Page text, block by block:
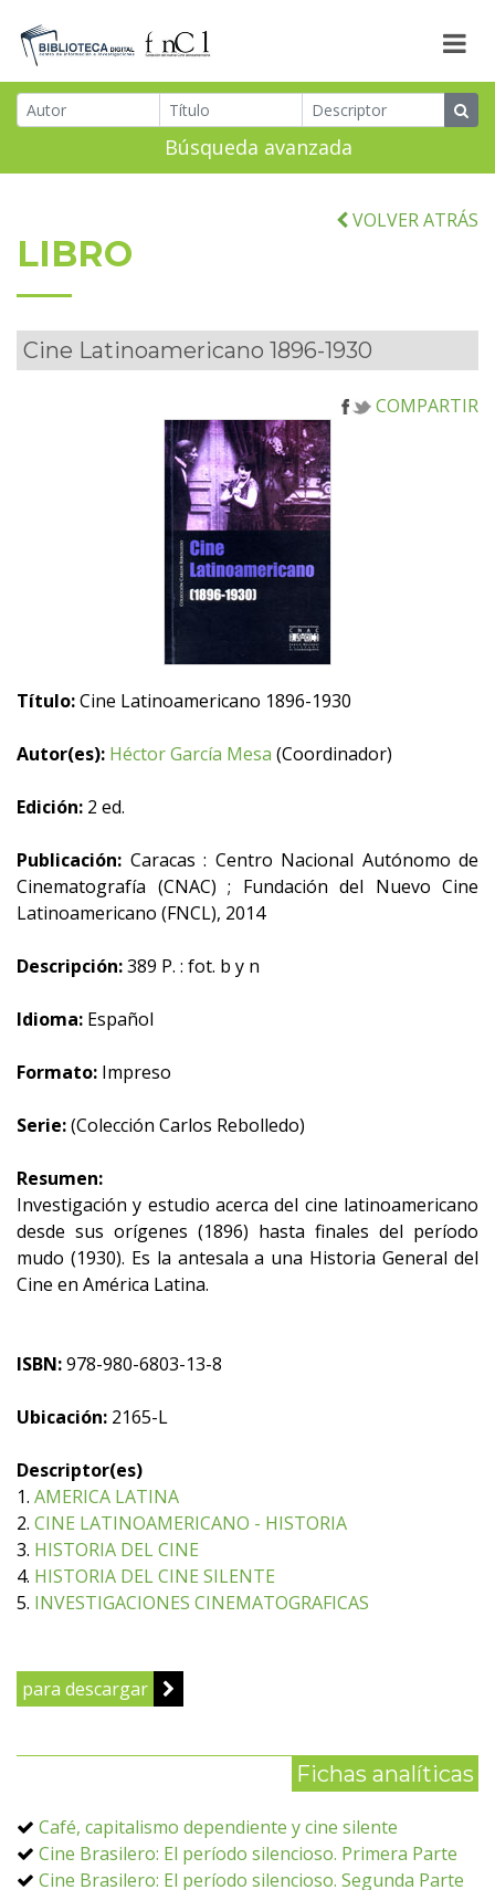
Búsqueda avanzada
VOLVER ATRÁS
LIBRO
Cine Latinoamericano 1896-1930
COMPARTIR
Título:Cine Latinoamericano 1896-1930
Autor(es): Héctor García Mesa (Coordinador)
Edición: 2 ed.
Publicación: Caracas : Centro Nacional Autónomo de
Cinematografía (CNAC) ; Fundación del Nuevo Cine
Latinoamericano (FNCL), 2014
Descripción:389 P. : fot. b y n
Idioma: Español
Formato: Impreso
Serie:(Colección Carlos Rebolledo)
Resumen:
Investigación y estudio acerca del cine latinoamericano
desde sus orígenes (1896) hasta finales del período
mudo (1930). Es la antesala a una Historia General del
Cine en América Latina.
ISBN:978-980-6803-13-8
Ubicación: 2165-L
Descriptor(es)
1. AMERICA LATINA
2. CINE LATINOAMERICANO - HISTORIA
3. HISTORIA DEL CINE
4. HISTORIA DEL CINE SILENTE
5. INVESTIGACIONES CINEMATOGRAFICAS
para descargar
Fichas analíticas
Café, capitalismo dependiente y cine silente
Cine Brasilero: El período silencioso. Primera Parte
Cine Brasilero: El período silencioso. Segunda Parte